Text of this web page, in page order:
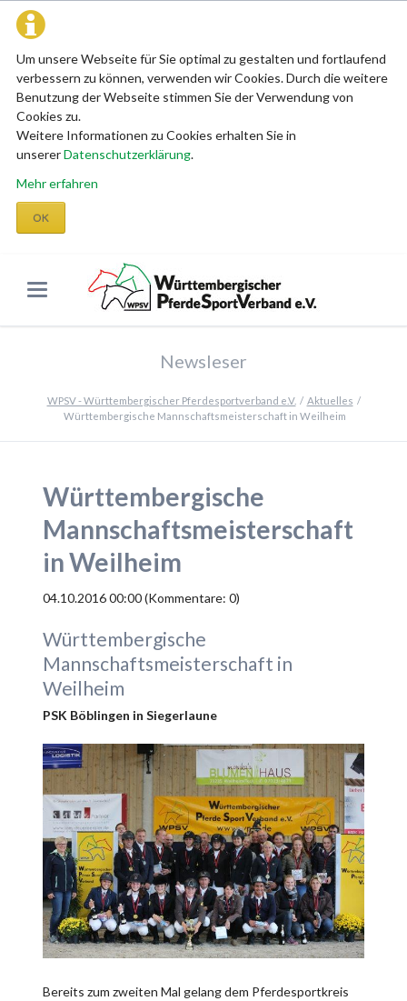
Um unsere Webseite für Sie optimal zu gestalten und fortlaufend
verbessern zu können, verwenden wir Cookies. Durch die weitere
Benutzung der Webseite stimmen Sie der Verwendung von
Cookies zu.
Weitere Informationen zu Cookies erhalten Sie in
unsererDatenschutzerklärung.
Mehr erfahren
OK
Newsleser
WPSV - Württembergischer Pferdesportverband e.V.
Aktuelles
Württembergische Mannschaftsmeisterschaft in Weilheim
Württembergische
Mannschaftsmeisterschaft
in Weilheim
04.10.2016 00:00(Kommentare: 0)
Württembergische
Mannschaftsmeisterschaft in
Weilheim
PSK Böblingen in Siegerlaune
Bereits zum zweiten Mal gelang dem Pferdesportkreis